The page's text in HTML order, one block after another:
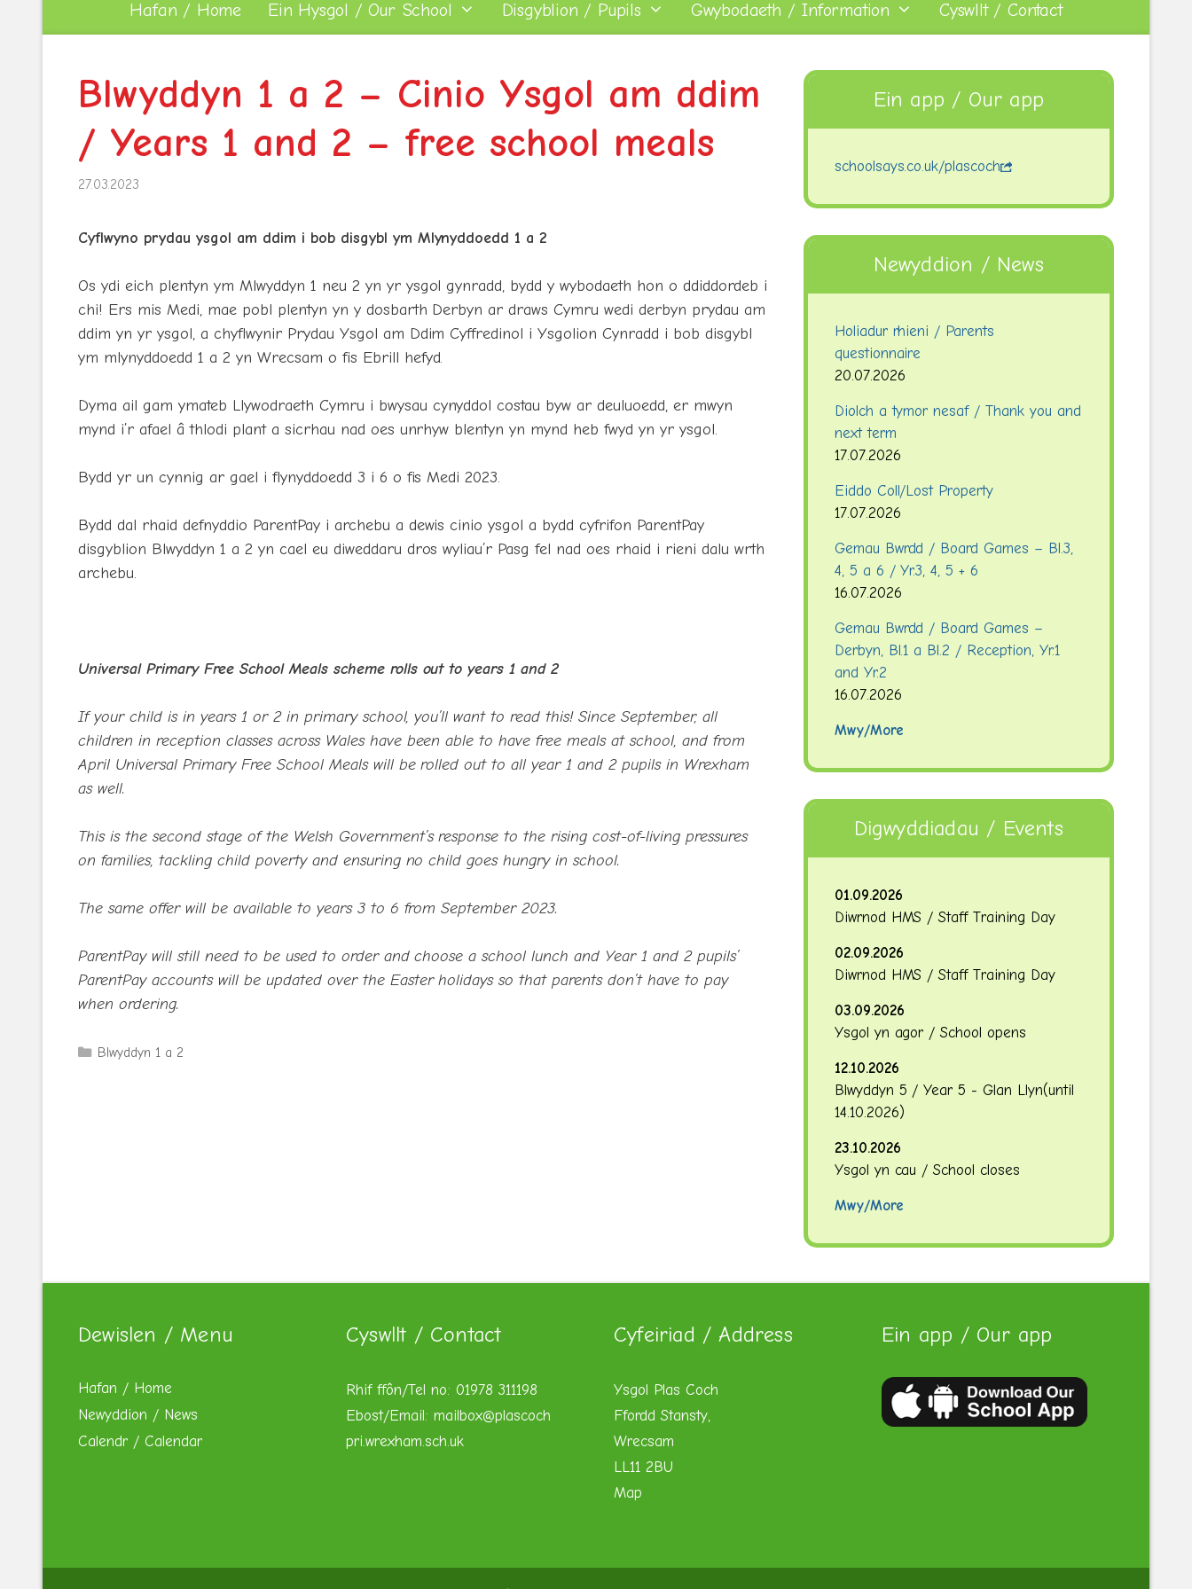
Hafan / Home Ein Hysgol / Our School Disgyblion / Pupils Gwybodaeth / Information Cyswllt / Contact
Blwyddyn 1 a 2 – Cinio Ysgol am ddim
/ Years 1 and 2 – free school meals
27.03.2023
Cyflwyno prydau ysgol am ddim i bob disgybl ym Mlynyddoedd 1 a 2
Os ydi eich plentyn ym Mlwyddyn 1 neu 2 yn yr ysgol gynradd, bydd y wybodaeth hon o ddiddordeb i
chi! Ers mis Medi, mae pobl plentyn yn y dosbarth Derbyn ar draws Cymru wedi derbyn prydau am
ddim yn yr ysgol, a chyflwynir Prydau Ysgol am Ddim Cyffredinol i Ysgolion Cynradd i bob disgybl
ym mlynyddoedd 1 a 2 yn Wrecsam o fis Ebrill hefyd.
Dyma ail gam ymateb Llywodraeth Cymru i bwysau cynyddol costau byw ar deuluoedd, er mwyn
mynd i’r afael â thlodi plant a sicrhau nad oes unrhyw blentyn yn mynd heb fwyd yn yr ysgol.
Bydd yr un cynnig ar gael i flynyddoedd 3 i 6 o fis Medi 2023.
Bydd dal rhaid defnyddio ParentPay i archebu a dewis cinio ysgol a bydd cyfrifon ParentPay
disgyblion Blwyddyn 1 a 2 yn cael eu diweddaru dros wyliau’r Pasg fel nad oes rhaid i rieni dalu wrth
archebu.
Universal Primary Free School Meals scheme rolls out to years 1 and 2
If your child is in years 1 or 2 in primary school, you’ll want to read this! Since September, all
children in reception classes across Wales have been able to have free meals at school, and from
April Universal Primary Free School Meals will be rolled out to all year 1 and 2 pupils in Wrexham
as well.
This is the second stage of the Welsh Government’s response to the rising cost-of-living pressures
on families, tackling child poverty and ensuring no child goes hungry in school.
The same offer will be available to years 3 to 6 from September 2023.
ParentPay will still need to be used to order and choose a school lunch and Year 1 and 2 pupils’
ParentPay accounts will be updated over the Easter holidays so that parents don’t have to pay
when ordering.
Categories
Blwyddyn 1 a 2
Ein app / Our app
schoolsays.co.uk/plascoch
Newyddion / News
Holiadur rhieni / Parents
questionnaire
20.07.2026
Diolch a tymor nesaf / Thank you and
next term
17.07.2026
Eiddo Coll/Lost Property
17.07.2026
Gemau Bwrdd / Board Games – Bl.3,
4, 5 a 6 / Yr.3, 4, 5 + 6
16.07.2026
Gemau Bwrdd / Board Games –
Derbyn, Bl.1 a Bl.2 / Reception, Yr.1
and Yr.2
16.07.2026
Mwy/More
Digwyddiadau / Events
01.09.2026
Diwrnod HMS / Staff Training Day
02.09.2026
Diwrnod HMS / Staff Training Day
03.09.2026
Ysgol yn agor / School opens
12.10.2026
Blwyddyn 5 / Year 5 - Glan Llyn(until
14.10.2026)
23.10.2026
Ysgol yn cau / School closes
Mwy/More
Dewislen / Menu
Hafan / Home
Newyddion / News
Calendr / Calendar
Cyswllt / Contact
Rhif ffôn/Tel no: 01978 311198
Ebost/Email: mailbox@plascoch
pri.wrexham.sch.uk
Cyfeiriad / Address
Ysgol Plas Coch
Ffordd Stansty,
Wrecsam
LL11 2BU
Map
Ein app / Our app